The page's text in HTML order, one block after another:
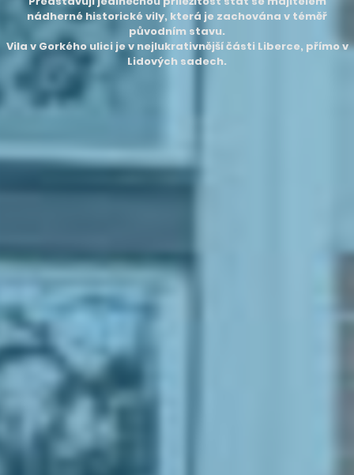
nádherné historické vily, která je zachována v téměř
původním stavu.
Vila v Gorkého ulici je v nejlukrativnější části Liberce, přímo v
Lidových sadech.